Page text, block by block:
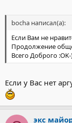
bocha написал(а):
Если Вам не
Продолжение
Всего Доброго
Если у Вас нет
экс